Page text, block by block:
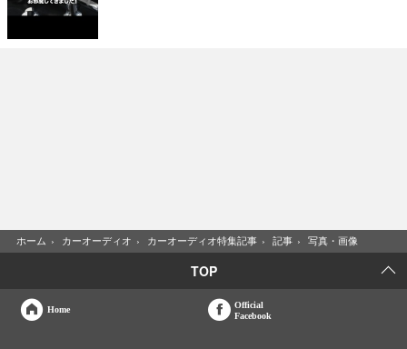
ホーム › カーオーディオ › カーオーディオ特集記事 › 記事 › 写真・画像
TOP
Home
Official
Facebook